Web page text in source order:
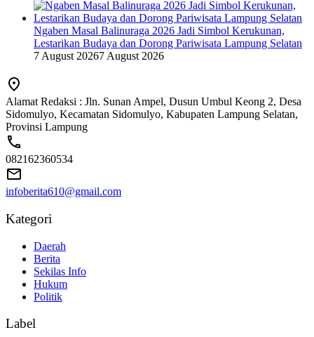
Ngaben Masal Balinuraga 2026 Jadi Simbol Kerukunan,
Lestarikan Budaya dan Dorong Pariwisata Lampung Selatan
7 August 20267 August 2026
Alamat Redaksi : Jln. Sunan Ampel, Dusun Umbul Keong 2, Desa
Sidomulyo, Kecamatan Sidomulyo, Kabupaten Lampung Selatan,
Provinsi Lampung
082162360534
infoberita610@gmail.com
Kategori
Daerah
Berita
Sekilas Info
Hukum
Politik
Label